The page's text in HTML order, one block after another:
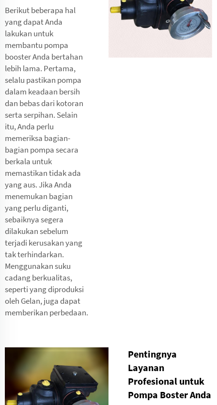
Berikut beberapa hal
yang dapat Anda
lakukan untuk
membantu pompa
booster Anda bertahan
lebih lama. Pertama,
selalu pastikan pompa
dalam keadaan bersih
dan bebas dari kotoran
serta serpihan. Selain
itu, Anda perlu
memeriksa bagian-
bagian pompa secara
berkala untuk
memastikan tidak ada
yang aus. Jika Anda
menemukan bagian
yang perlu diganti,
sebaiknya segera
dilakukan sebelum
terjadi kerusakan yang
tak terhindarkan.
Menggunakan suku
cadang berkualitas,
seperti yang diproduksi
oleh Gelan, juga dapat
memberikan perbedaan.
Pentingnya
Layanan
Profesional untuk
Pompa Boster Anda